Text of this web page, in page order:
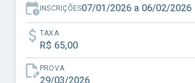
INSCRIÇÕES07/01/2026 a 06/02/2026
TAXA
R$ 65,00
PROVA
29/03/2026